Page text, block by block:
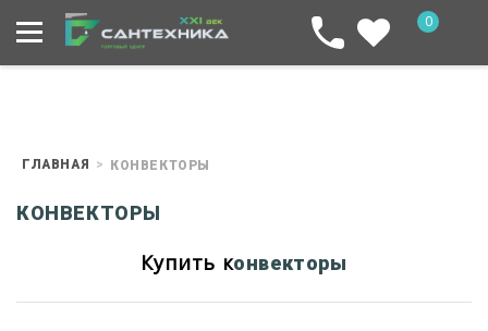
0
ГЛАВНАЯ КОНВЕКТОРЫ
КОНВЕКТОРЫ
Купить конвекторы